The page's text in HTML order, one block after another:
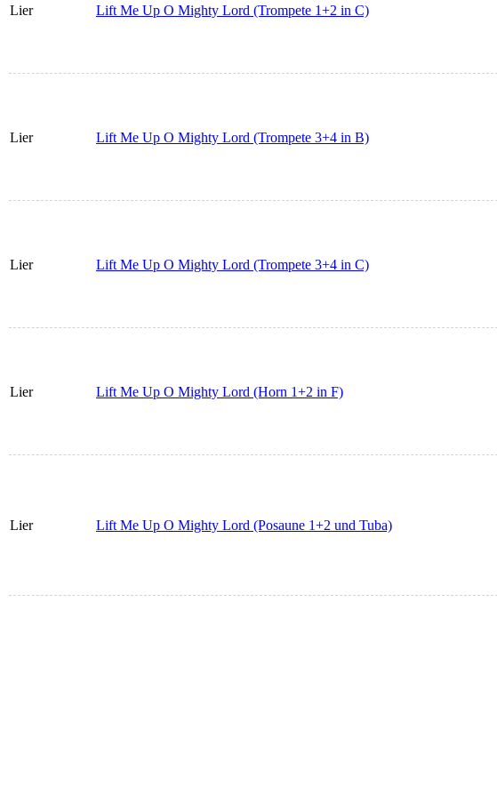
Lier Lift Me Up O Mighty Lord (Trompete 1+2 in C)
Lier Lift Me Up O Mighty Lord (Trompete 3+4 in B)
Lier Lift Me Up O Mighty Lord (Trompete 3+4 in C)
Lier Lift Me Up O Mighty Lord (Horn 1+2 in F)
Lier Lift Me Up O Mighty Lord (Posaune 1+2 und Tuba)